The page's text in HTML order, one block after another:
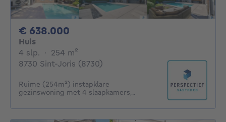
€ 638.000
Huis
4 slp. 4 slaapkamers
· 254 m²
8730 Sint-Joris (8730)
Ruime (254m²) instapklare
gezinswoning met 4 slaapkamers,..